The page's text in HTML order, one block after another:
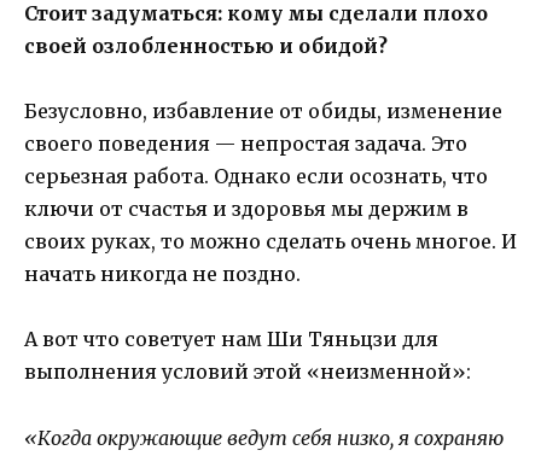
Стоит задуматься: кому мы сделали плохо
своей озлобленностью и обидой?
Безусловно, избавление от обиды, изменение
своего поведения — непростая задача. Это
серьезная работа. Однако если осознать, что
ключи от счастья и здоровья мы держим в
своих руках, то можно сделать очень многое. И
начать никогда не поздно.
А вот что советует нам Ши Тяньцзи для
выполнения условий этой «неизменной»:
«Когда окружающие ведут себя низко, я сохраняю